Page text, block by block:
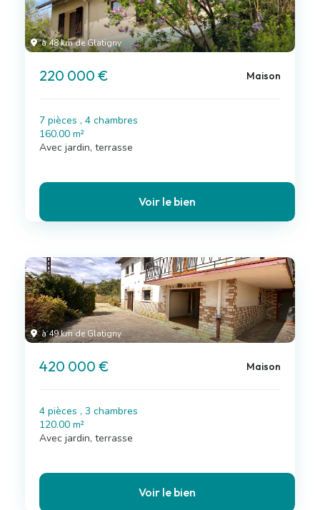
à 48 km de Glatigny
220 000 € Maison
7 pièces , 4 chambres
160.00 m²
Avec jardin, terrasse
Voir le bien
à 49 km de Glatigny
420 000 € Maison
4 pièces , 3 chambres
120.00 m²
Avec jardin, terrasse
Voir le bien